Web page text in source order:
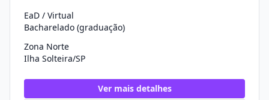
EaD / Virtual
Bacharelado (graduação)
Zona Norte
Ilha Solteira/SP
Ver mais detalhes